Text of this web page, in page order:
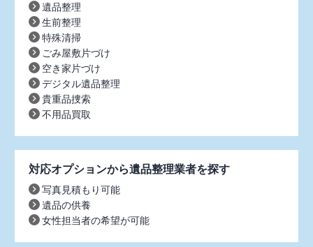
遺品整理
生前整理
特殊清掃
ごみ屋敷片づけ
空き家片づけ
デジタル遺品整理
貴重品捜索
不用品買取
対応オプションから遺品整理業者を探す
写真見積もり可能
遺品の供養
女性担当者の希望が可能